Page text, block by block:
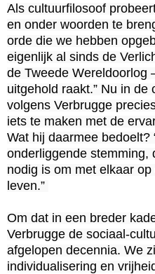
Als cultuurfilosoof
en onder woorden te
orde die we hebben
eigenlijk al sinds de
de Tweede Wereldoorlog
uitgehold raakt.” Nu in
volgens Verbrugge
iets te maken met de
Wat hij daarmee bedoelt?
onderliggende stemming,
nodig is om met elkaar
leven.”
Om dat in een breder
Verbrugge de sociaal-
afgelopen decennia. We
individualisering en